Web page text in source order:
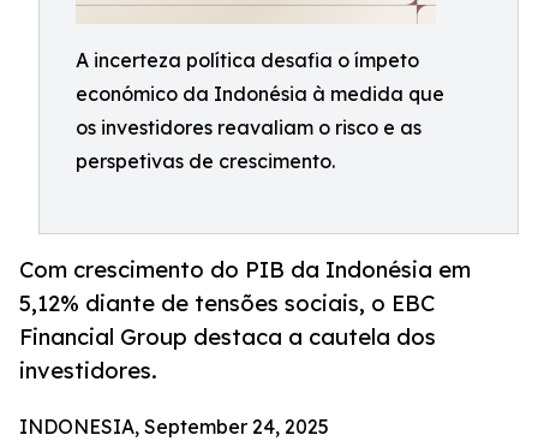
A incerteza política desafia o ímpeto
económico da Indonésia à medida que
os investidores reavaliam o risco e as
perspetivas de crescimento.
Com crescimento do PIB da Indonésia em
5,12% diante de tensões sociais, o EBC
Financial Group destaca a cautela dos
investidores.
INDONESIA, September 24, 2025